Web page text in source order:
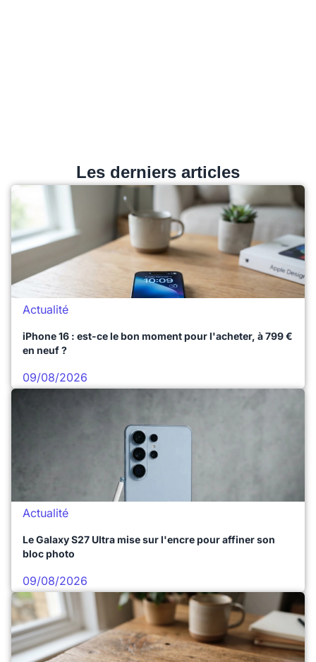
Les derniers articles
Actualité
iPhone 16 : est-ce le bon moment pour l'acheter, à 799 €
en neuf ?
09/08/2026
Actualité
Le Galaxy S27 Ultra mise sur l'encre pour affiner son
bloc photo
09/08/2026